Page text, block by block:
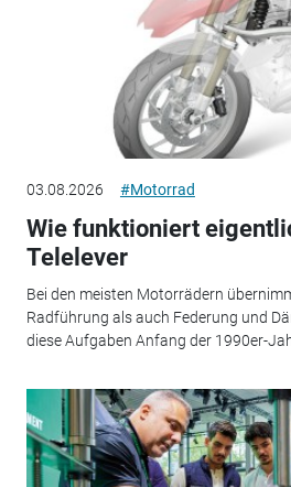
03.08.2026 #Motorrad
Wie funktioniert
Telelever
Bei den meisten Motorrädern
Radführung als auch Federung und
diese Aufgaben Anfang der 1990er-